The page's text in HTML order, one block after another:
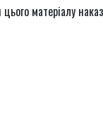
матеріалу